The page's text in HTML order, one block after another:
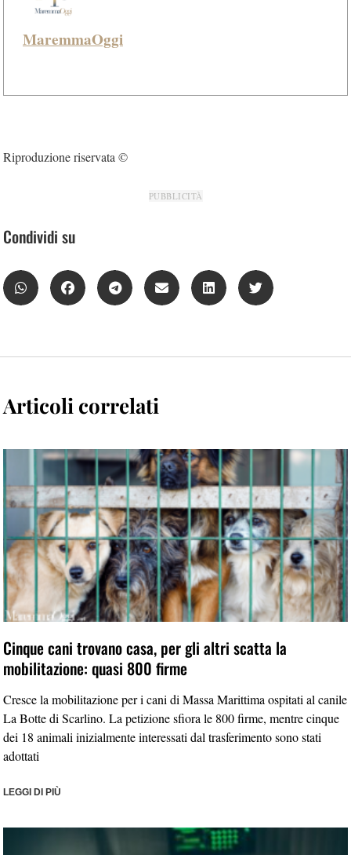
MaremmaOggi
Riproduzione riservata ©
PUBBLICITÀ
Condividi su
Articoli correlati
Cinque cani trovano casa, per gli altri scatta la
mobilitazione: quasi 800 firme
Cresce la mobilitazione per i cani di Massa Marittima ospitati al canile
La Botte di Scarlino. La petizione sfiora le 800 firme, mentre cinque
dei 18 animali inizialmente interessati dal trasferimento sono stati
adottati
LEGGI DI PIÙ